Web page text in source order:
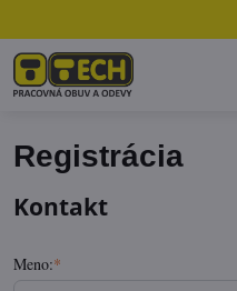
Registrácia
Kontakt
Meno:*